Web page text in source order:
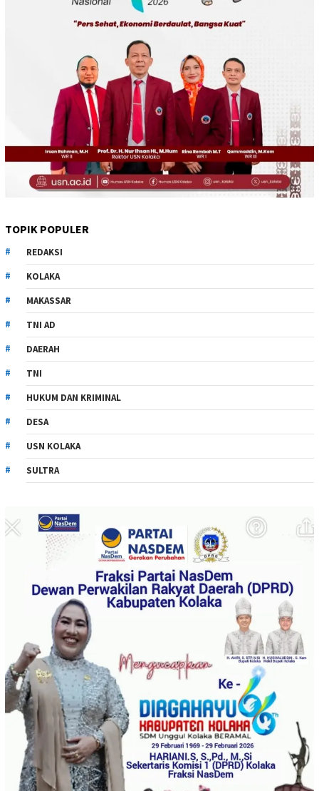
TOPIK POPULER
REDAKSI
KOLAKA
MAKASSAR
TNI AD
DAERAH
TNI
HUKUM DAN KRIMINAL
DESA
USN KOLAKA
SULTRA